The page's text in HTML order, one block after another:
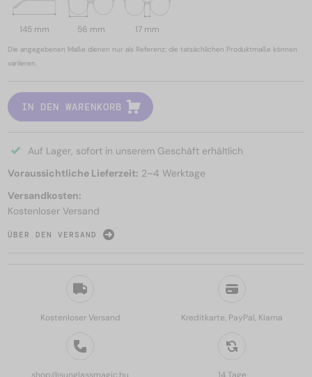
Kostenloser Versand Kreditkarte, PayPal, Klarna
145 mm 56 mm 17 mm
Die angegebenen Maße dienen nur als Referenz; die tatsächlichen Produktmaße können
variieren.
IN DEN WARENKORB
Auf Lager, sofort in unserem Geschäft erhältlich
Voraussichtliche Lieferzeit: 2–4 Werktage
Versandkosten:
Kostenloser Versand
ÜBER DEN VERSAND